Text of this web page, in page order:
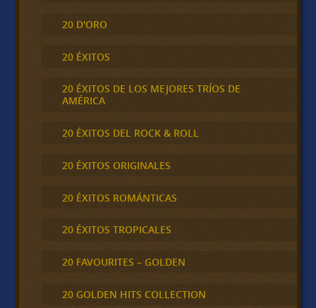
20 D'ORO
20 ÉXITOS
20 ÉXITOS DE LOS MEJORES TRÍOS DE
AMÉRICA
20 ÉXITOS DEL ROCK & ROLL
20 ÉXITOS ORIGINALES
20 ÉXITOS ROMÁNTICAS
20 ÉXITOS TROPICALES
20 FAVOURITES – GOLDEN
20 GOLDEN HITS COLLECTION